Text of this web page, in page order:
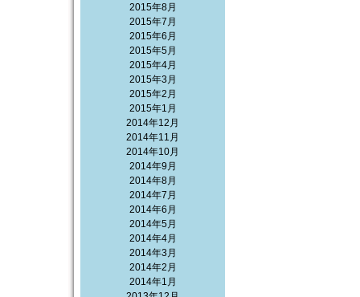
2015年8月
2015年7月
2015年6月
2015年5月
2015年4月
2015年3月
2015年2月
2015年1月
2014年12月
2014年11月
2014年10月
2014年9月
2014年8月
2014年7月
2014年6月
2014年5月
2014年4月
2014年3月
2014年2月
2014年1月